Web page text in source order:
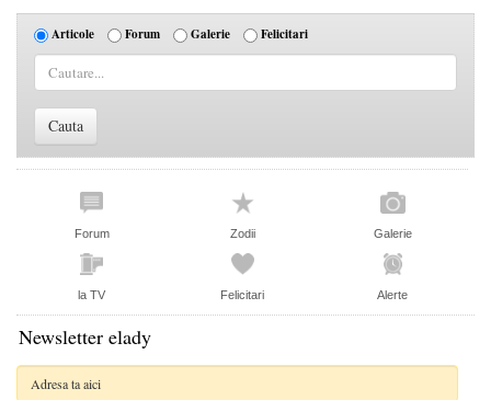
Articole Forum Galerie Felicitari
Forum Zodii Galerie
la TV Felicitari Alerte
Newsletter elady